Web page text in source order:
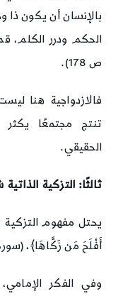
بالإنسان أن يكون ذا
ص 178).
فالازدواجية هنا
تنتج مجتمعًا يكثر
الحقيقي.
ثالثًا: التزكية
يحتل مفهوم التزكية
أَفْلَحَ مَن زَكَّاهَا﴾،
وفي الفكر